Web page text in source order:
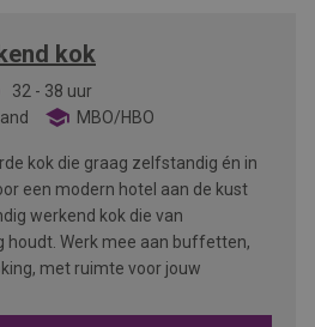
kok
32 - 38 uur
MBO/HBO
kok die graag zelfstandig én in
een modern hotel aan de kust
werkend kok die van
houdt. Werk mee aan buffetten,
met ruimte voor jouw